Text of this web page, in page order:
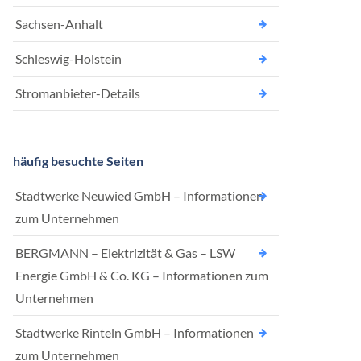
Sachsen-Anhalt
Schleswig-Holstein
Stromanbieter-Details
häufig besuchte Seiten
Stadtwerke Neuwied GmbH – Informationen
zum Unternehmen
BERGMANN – Elektrizität & Gas – LSW
Energie GmbH & Co. KG – Informationen zum
Unternehmen
Stadtwerke Rinteln GmbH – Informationen
zum Unternehmen